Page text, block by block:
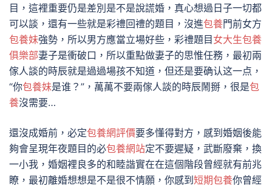
目，這裡重要仍是差別是不是說謊婚，真心想過日子一切都
可以談，還有一些就是彩禮回禮的題目，沒進包養門前女方
包養妹強勢，所以男方應當立場好些，彩禮題目 女大生包養
俱樂部妻子是衝破口，所以重點做妻子的思惟任務，最初兩
傢人談的時辰就是過過場孩不知道，但还是要确认这一点，
“你包養妹是谁？”，萬萬不要兩傢人談的時辰鬧掰，很是包
養沒需要…
還沒成婚前，必定包養網評價要多懂得對方，感到婚姻後能
夠會呈現年夜題目的必包養網站定不要遲疑，武斷廢棄，換
一小我，婚姻裡良多的和睦諧實在在這個階段曾經就有前兆
瞭，最初離婚想想是不是很不情願，你感到 短期包養你曾經